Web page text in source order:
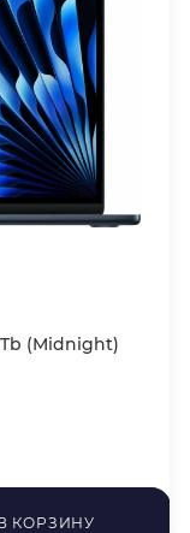
(Midnight)
КОРЗИНУ